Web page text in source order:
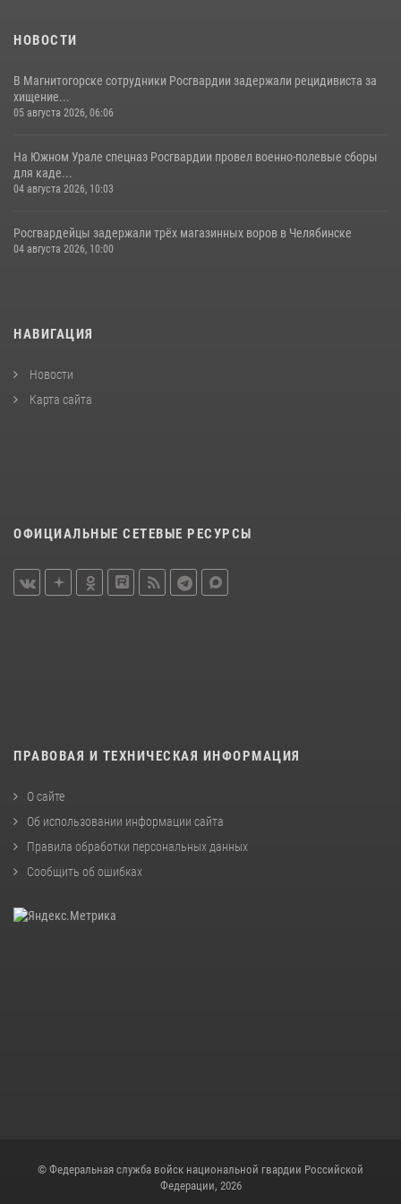
НОВОСТИ
В Магнитогорске сотрудники Росгвардии задержали рецидивиста за
хищение...
05 августа 2026, 06:06
На Южном Урале спецназ Росгвардии провел военно-полевые сборы
для каде...
04 августа 2026, 10:03
Росгвардейцы задержали трёх магазинных воров в Челябинске
04 августа 2026, 10:00
НАВИГАЦИЯ
Новости
Карта сайта
ОФИЦИАЛЬНЫЕ СЕТЕВЫЕ РЕСУРСЫ
ПРАВОВАЯ И ТЕХНИЧЕСКАЯ ИНФОРМАЦИЯ
О сайте
Об использовании информации сайта
Правила обработки персональных данных
Сообщить об ошибках
© Федеральная служба войск национальной гвардии Российской
Федерации, 2026